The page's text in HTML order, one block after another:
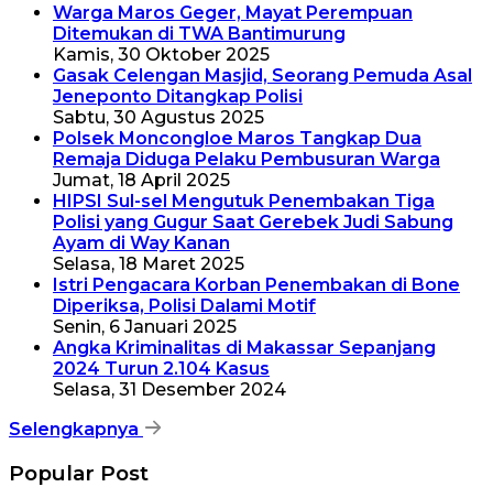
Warga Maros Geger, Mayat Perempuan
Ditemukan di TWA Bantimurung
Kamis, 30 Oktober 2025
Gasak Celengan Masjid, Seorang Pemuda Asal
Jeneponto Ditangkap Polisi
Sabtu, 30 Agustus 2025
Polsek Moncongloe Maros Tangkap Dua
Remaja Diduga Pelaku Pembusuran Warga
Jumat, 18 April 2025
HIPSI Sul-sel Mengutuk Penembakan Tiga
Polisi yang Gugur Saat Gerebek Judi Sabung
Ayam di Way Kanan
Selasa, 18 Maret 2025
Istri Pengacara Korban Penembakan di Bone
Diperiksa, Polisi Dalami Motif
Senin, 6 Januari 2025
Angka Kriminalitas di Makassar Sepanjang
2024 Turun 2.104 Kasus
Selasa, 31 Desember 2024
Selengkapnya
Popular Post